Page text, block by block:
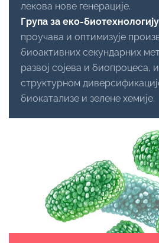
лекова нове генерације.
Група за еко-
проучава и оптимизује
биоактивних секундарних
развој сојева и биопроцеса,
структурном
биокатализе и зелене хемије.